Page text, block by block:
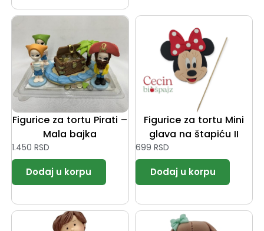
Figurice za tortu Pirati –
Mala bajka
1.450 RSD
Figurice za tortu Mini
glava na štapiću II
699 RSD